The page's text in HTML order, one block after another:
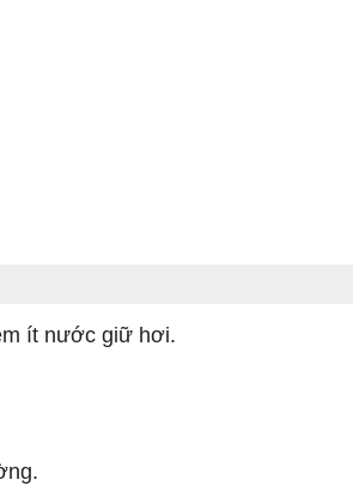
ít nước giữ hơi.